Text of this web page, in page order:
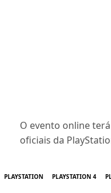
O evento online
oficiais da
PLAYSTATION PLAYSTATION 4